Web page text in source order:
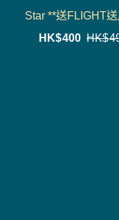
Star **送FLIGHT
HK$400 HK$